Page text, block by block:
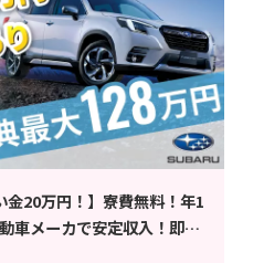
金20万円！】寮費無料！年1
車メーカで安定収入！即面
日